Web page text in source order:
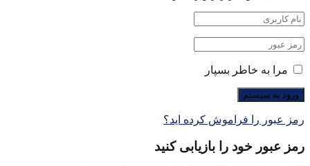
مرا به خاطر بسپار
رمز عبور را فراموش کرده اید؟
رمز عبور خود را بازیابی کنید